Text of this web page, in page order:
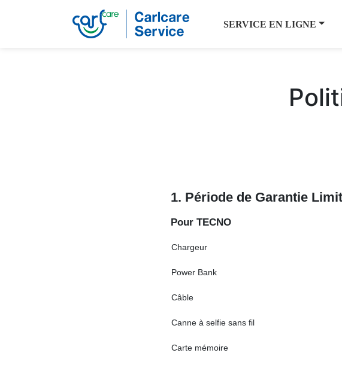
SERVICE EN LIGNE
1. Période de Garantie
Pour TECNO
Chargeur
Power Bank
Câble
Canne à selfie sans fil
Carte mémoire